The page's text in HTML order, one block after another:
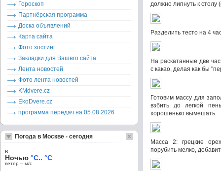
должно липнуть к столу
Разделить тесто на 4
На раскатанные две
с какао, делая как бы
Готовим массу для
взбить до легкой
хорошенько вымешать.
Масса 2: грецкие
порубить мелко,
Гороскоп
Партнёрская программа
Доска объявлений
Карта сайта
Фото хостинг
Закладки для Вашего сайта
Лента новостей
Фото лента новостей
KMdvere.cz
EkoDvere.cz
программа передач на 05.08.2026
Погода в Москве - сегодня
в
Ночью °C.. °C
ветер – м/c